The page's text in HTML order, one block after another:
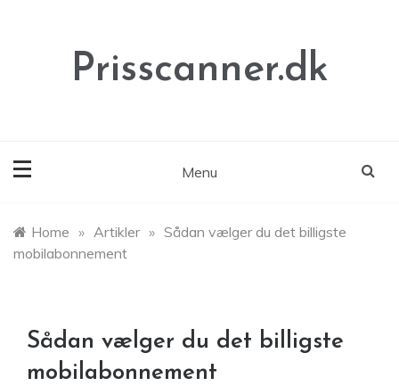
Prisscanner.dk
Menu
Home » Artikler » Sådan vælger du det billigste
mobilabonnement
Sådan vælger du det billigste
mobilabonnement